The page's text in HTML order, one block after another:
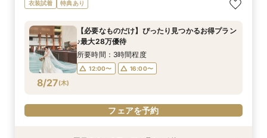
8/26(水)
特典付き
18:00〜
8/26(水)
限定特典付き／
12:00〜
8/26(水)
のご相談も大歓迎
12:00〜
衣装試着 特典あり
8/27(木)
【必要なものだけ】ぴったり見つかるお得プラン
♪最大28万優待
所要時間：3時間程度
12:00〜 16:00〜
フェアを予約